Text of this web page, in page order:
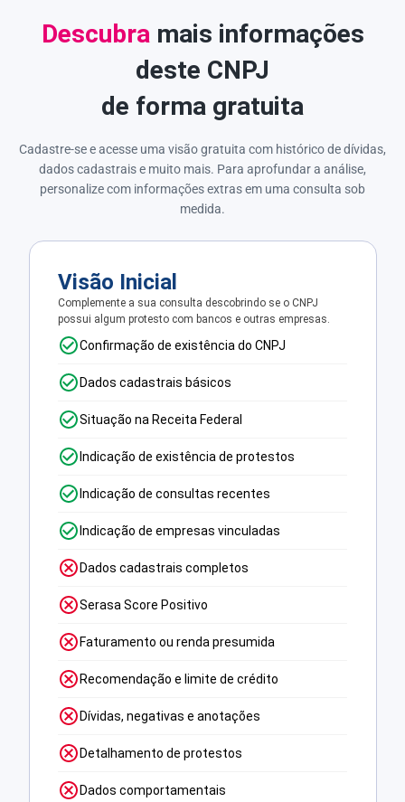
Descubra mais informações
deste CNPJ
de forma gratuita
Cadastre-se e acesse uma visão gratuita com histórico de dívidas,
dados cadastrais e muito mais. Para aprofundar a análise,
personalize com informações extras em uma consulta sob
medida.
Visão Inicial
Complemente a sua consulta descobrindo se o CNPJ
possui algum protesto com bancos e outras empresas.
Confirmação de existência do CNPJ
Dados cadastrais básicos
Situação na Receita Federal
Indicação de existência de protestos
Indicação de consultas recentes
Indicação de empresas vinculadas
Dados cadastrais completos
Serasa Score Positivo
Faturamento ou renda presumida
Recomendação e limite de crédito
Dívidas, negativas e anotações
Detalhamento de protestos
Dados comportamentais